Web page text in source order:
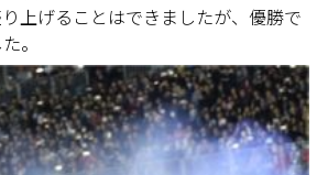
上げることはできましたが、優勝で
。